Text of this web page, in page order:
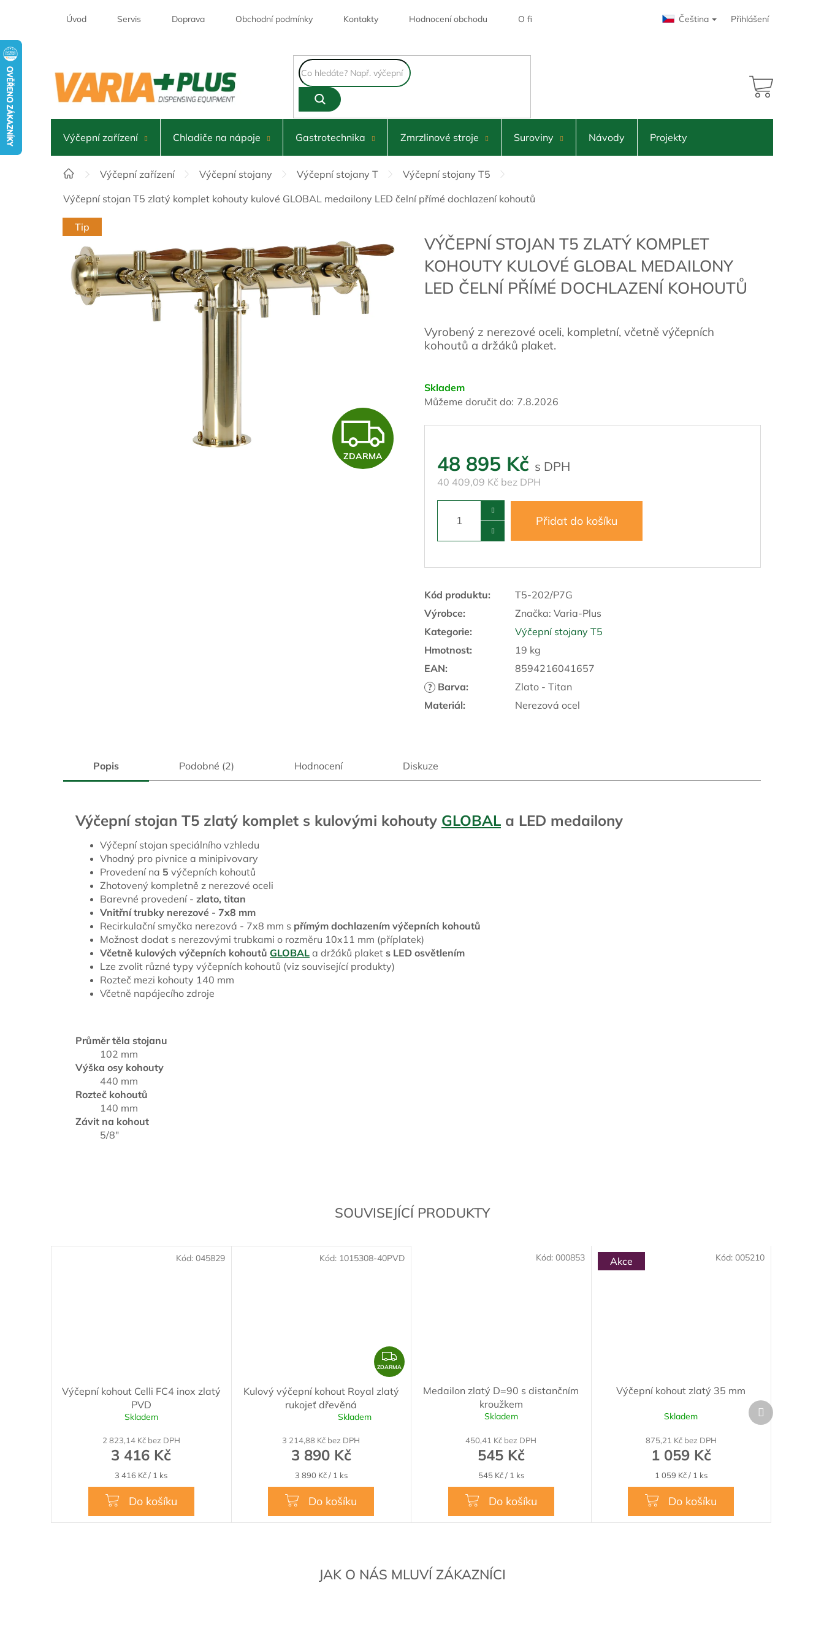
Úvod Servis Doprava Obchodní podmínky Kontakty Hodnocení obchodu O firmě Čeština Přihlášení
NÁKUPNÍ
Výčepní zařízení Chladiče na nápoje Gastrotechnika Zmrzlinové stroje Suroviny Návody Projekty
DomůVýčepní zařízení Výčepní stojany Výčepní stojany T
Výčepní stojany T5
Výčepní stojan T5 zlatý komplet kohouty kulové GLOBAL medailony LED čelní přímé dochlazení kohoutů
Tip
Z
D
ZDARMA
VÝČEPNÍ STOJAN T5 ZLATÝ KOMPLET
KOHOUTY KULOVÉ GLOBAL MEDAILONY
LED ČELNÍ PŘÍMÉ DOCHLAZENÍ KOHOUTŮ
Skladem
Můžeme doručit do: 7.8.2026
48 895 Kč
40 409,09 Kč bez DPH
Přidat do košíku
Vyrobený z nerezové oceli, kompletní, včetně výčepních
kohoutů a držáků plaket.
Kód produktu:
T5-202/P7G
Výrobce:
Značka: Varia-Plus
Kategorie:
Výčepní stojany T5
Hmotnost:
19 kg
EAN: 8594216041657
? Barva:
Zlato - Titan
Materiál: Nerezová ocel
JAK O NÁS MLUVÍ ZÁKAZNÍCI
SOUVISEJÍCÍ PRODUKTY
Výčepní kohout Celli FC4 inox zlatý
PVD
Skladem
2 823,14 Kč bez DPH
3 416 Kč
Měrná
cena:
3 416 Kč / 1 ks
Do košíku
Kód: 045829
Z
D
A
R
ZDARMA
Kulový výčepní kohout Royal zlatý
rukojeť dřevěná
Skladem
3 214,88 Kč bez DPH
3 890 Kč
Měrná
cena:
3 890 Kč / 1 ks
Do košíku
Kód: 1015308-40PVD
Medailon zlatý D=90 s distančním
kroužkem
Skladem
450,41 Kč bez DPH
545 Kč
Měrná
cena:
545 Kč / 1 ks
Do košíku
Kód: 000853 Akce
Výčepní kohout zlatý 35 mm
Skladem
875,21 Kč bez DPH
1 059 Kč
Měrná
cena:
1 059 Kč / 1 ks
Do košíku
Kód: 005210
Další
produkt
Popis Podobné (2) Hodnocení Diskuze
Výčepní stojan T5 zlatý komplet s kulovými kohouty GLOBAL a LED medailony
Výčepní stojan speciálního vzhledu
Vhodný pro pivnice a minipivovary
Provedení na 5 výčepních kohoutů
Zhotovený kompletně z nerezové oceli
Barevné provedení - zlato, titan
Vnitřní trubky nerezové - 7x8 mm
Recirkulační smyčka nerezová - 7x8 mm s přímým dochlazením výčepních kohoutů
Možnost dodat s nerezovými trubkami o rozměru 10x11 mm (příplatek)
Včetně kulových výčepních kohoutů GLOBAL a držáků plaket s LED osvětlením
Lze zvolit různé typy výčepních kohoutů (viz související produkty)
Rozteč mezi kohouty 140 mm
Včetně napájecího zdroje
Průměr těla stojanu
102 mm
Výška osy kohouty
440 mm
Rozteč kohoutů
140 mm
Závit na kohout
5/8"